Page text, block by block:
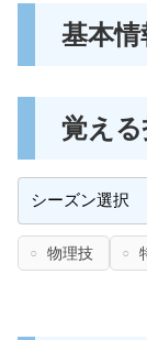
基本情
覚え
物理技